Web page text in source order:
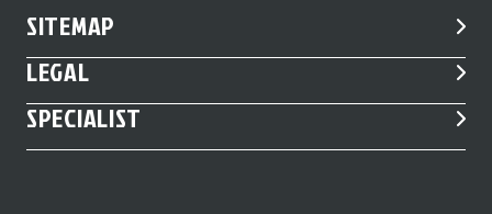
SITEMAP
LEGAL
SPECIALIST